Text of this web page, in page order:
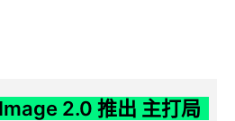
2.0 推出 主打局